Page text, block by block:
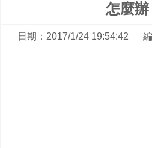
怎麼辦
日期：2017/1/24 19:54:42